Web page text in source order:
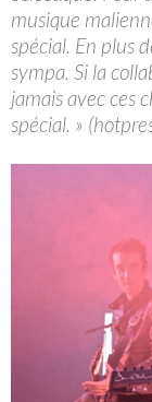
musique
spécial. En plus
sympa. Si la
jamais avec ces
spécial. »